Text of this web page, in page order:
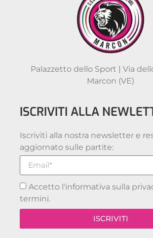
Palazzetto dello Sport | Via
Marcon (VE)
ISCRIVITI ALLA
Iscriviti alla nostra newsletter e
aggiornato sulle partite:
Accetto l'informativa sulla
termini.
ISCRIVITI